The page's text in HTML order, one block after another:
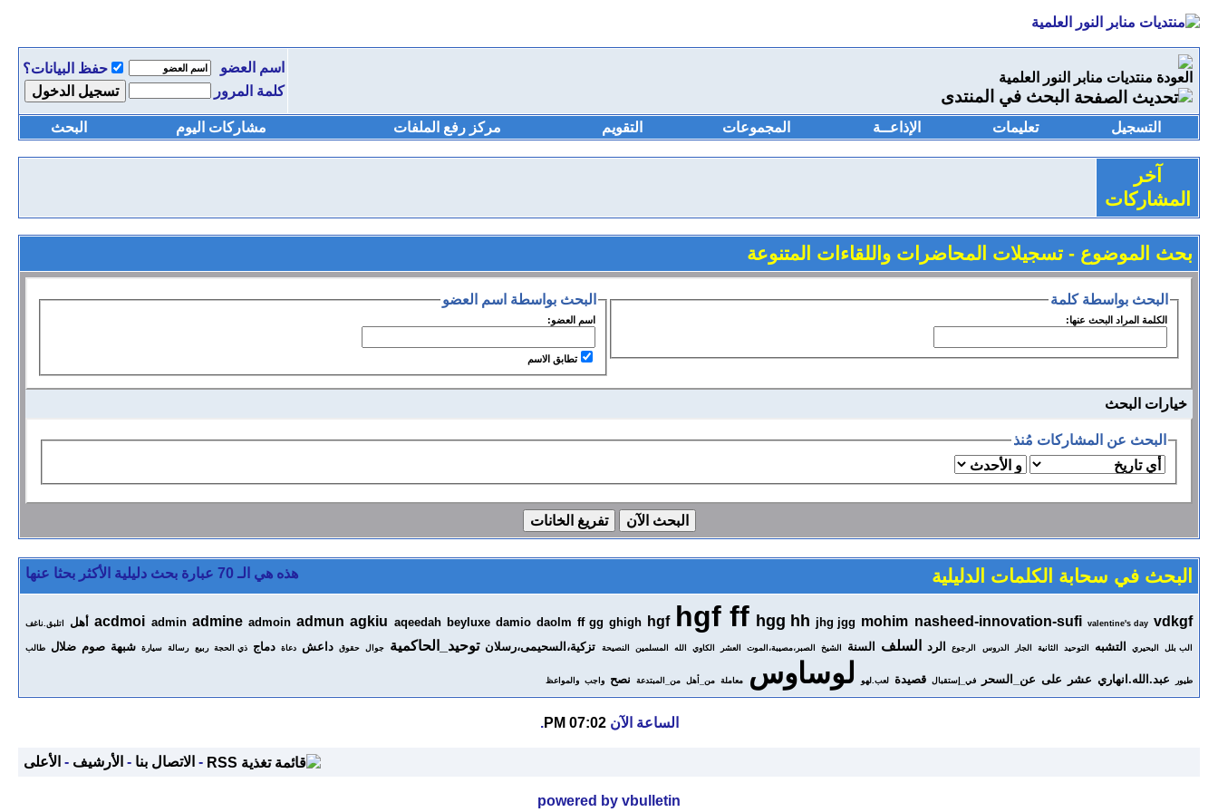
منتديات منابر النور العلمية
البحث في المنتدى
اسم العضو
حفظ البيانات؟
كلمة المرور
التسجيل تعليمات الإذاعــة المجموعات التقويم مركز رفع الملفات مشاركات اليوم البحث
آخر
المشاركات
بحث الموضوع - تسجيلات المحاضرات واللقاءات المتنوعة
البحث بواسطة كلمة
الكلمة المراد البحث عنها:
البحث بواسطة اسم العضو
اسم العضو:
تطابق الاسم
خيارات البحث
البحث عن المشاركات مُنذ
هذه هي الـ 70 عبارة بحث دليلية الأكثر بحثا عنها البحث في سحابة الكلمات الدليلية
acdmoi admin admine admoin admun agkiu aqeedah beyluxe damio daolm ff gg ghigh hgf hgf ff hgg hh jhg jgg mohim nasheed-innovation-sufi valentine's day vdkgf أهل اتلبق.ناغف
الب بلل البحيري التشبه التوحيد الثانية الجار الدروس الرجوع الرد السلف السنة الشيخ الصبر،مصيبة،الموت العشر الكاوي الله المسلمين النصيحة تزكية،السحيمى،رسلان توحيد_الحاكمية جوال حقوق داعش دعاة دماج ذي الحجة ربيع رسالة سيارة شبهة صوم ضلال طالب
طيور عبد.الله.انهاري عشر على عن_السحر في_إستقبال قصيدة لعب.لهو لوساوس معاملة من_أهل من_المبتدعة نصح واجب والمواعظ
الساعة الآن07:02 PM
.
- الاتصال بنا - الأرشيف - الأعلى
powered by vbulletin